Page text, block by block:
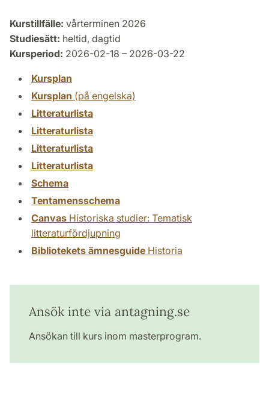
Kurstillfälle: vårterminen 2026
Studiesätt: heltid, dagtid
Kursperiod: 2026-02-18 – 2026-03-22
Kursplan
Kursplan (på engelska)
Litteraturlista
Litteraturlista
Litteraturlista
Litteraturlista
Schema
Tentamensschema
Canvas Historiska studier: Tematisk
litteraturfördjupning
Bibliotekets ämnesguide Historia
Ansök inte via antagning.se
Ansökan till kurs inom masterprogram.